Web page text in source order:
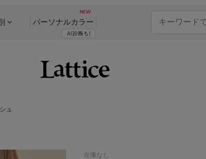
パーソナルカラー
ュ
在庫なし